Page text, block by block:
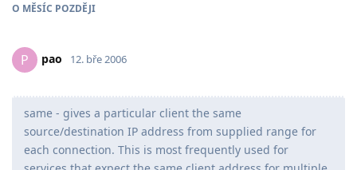
O MĚSÍC POZDĚJI
P pao 12. bře 2006
same - gives a particular client the same
source/destination IP address from supplied range for
each connection. This is most frequently used for